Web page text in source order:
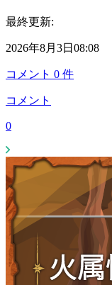
最終更新:
2026年8月3日08:08
コメント 0 件
コメント
0